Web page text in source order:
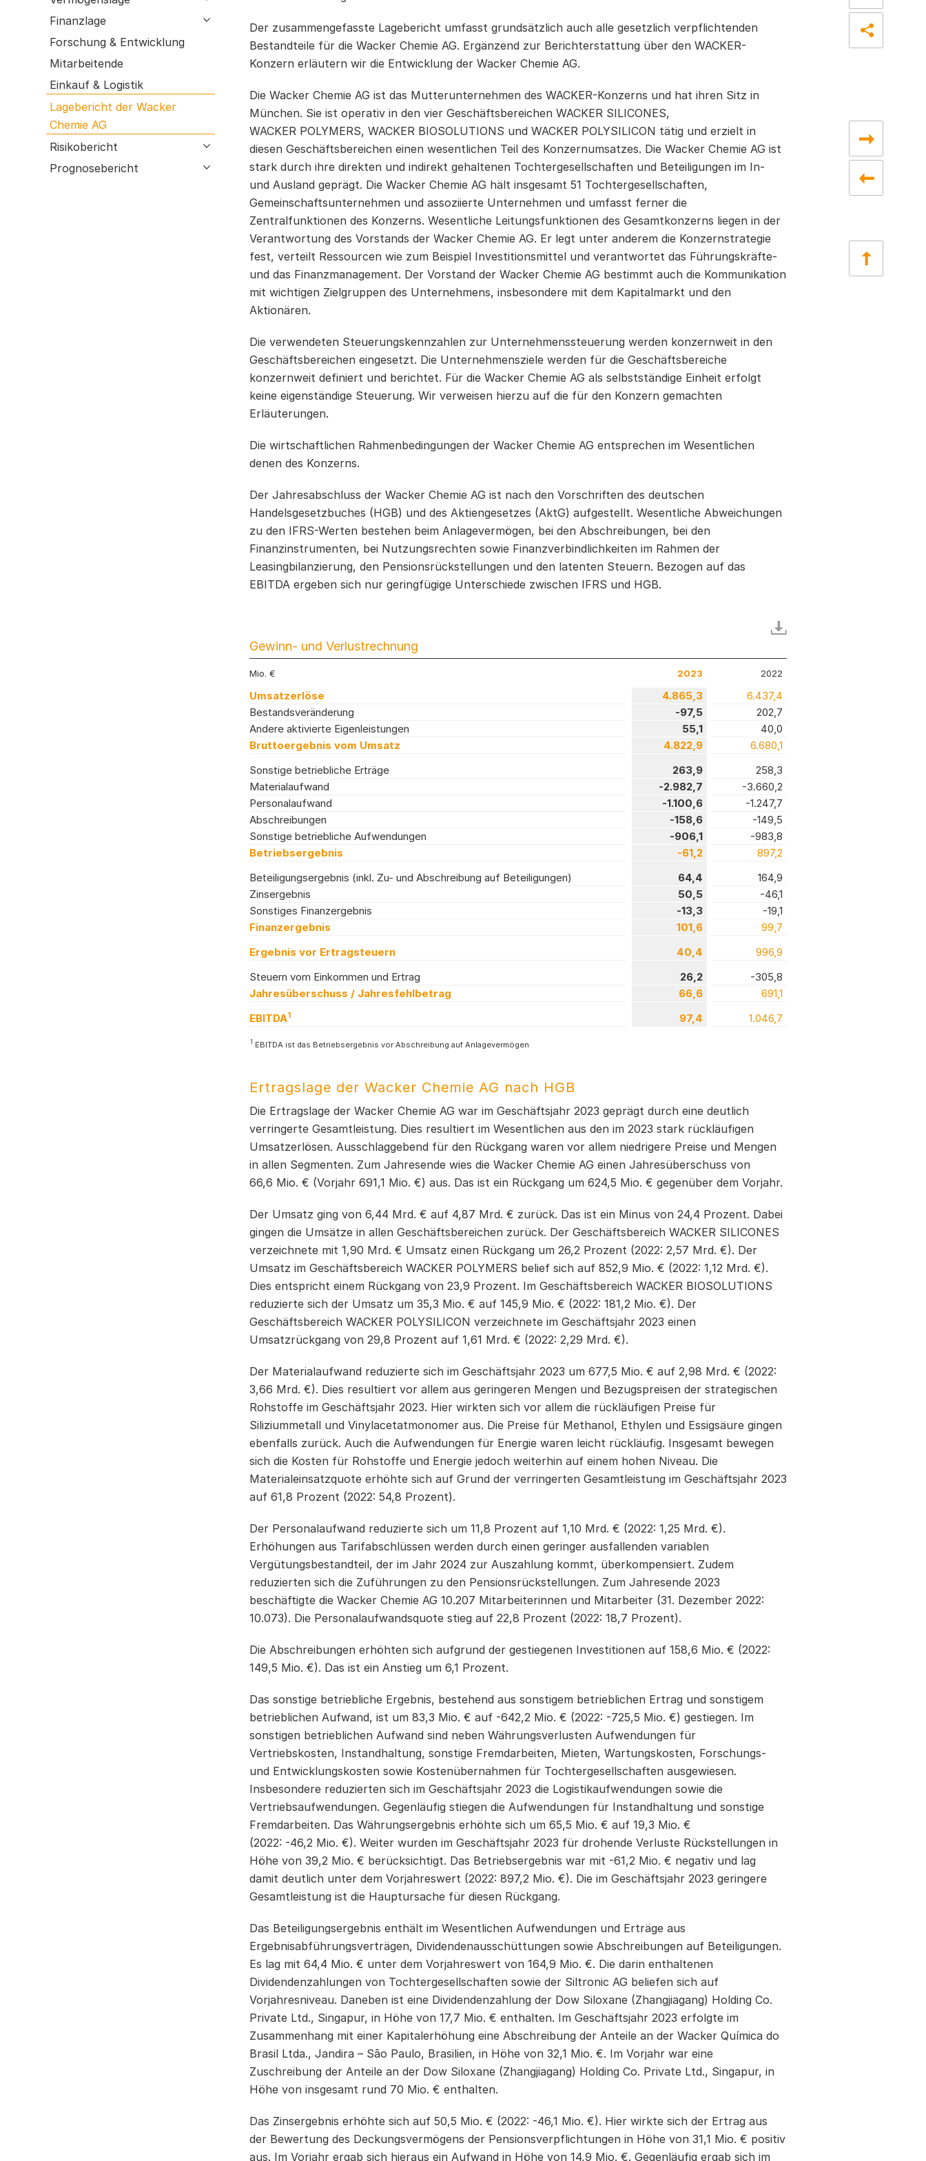
Risikobericht
Prognosebericht
Finanzlage
Forschung & Entwicklung
Mitarbeitende
Einkauf & Logistik
Lagebericht der Wacker
Chemie AG
Risikobericht
open submenu
Prognosebericht open submenu
Der zusammengefasste Lagebericht umfasst grundsätzlich auch alle gesetzlich verpflichtenden
Bestandteile für die Wacker Chemie AG. Ergänzend zur Berichterstattung über den WACKER-
Konzern erläutern wir die Entwicklung der Wacker Chemie AG.
Die Wacker Chemie AG ist das Mutterunternehmen des WACKER-Konzerns und hat ihren Sitz in
München. Sie ist operativ in den vier Geschäftsbereichen WACKER SILICONES,
WACKER POLYMERS, WACKER BIOSOLUTIONS und WACKER POLYSILICON tätig und erzielt in
diesen Geschäftsbereichen einen wesentlichen Teil des Konzernumsatzes. Die Wacker Chemie AG ist
stark durch ihre direkten und indirekt gehaltenen Tochtergesellschaften und Beteiligungen im In-
und Ausland geprägt. Die Wacker Chemie AG hält insgesamt 51 Tochtergesellschaften,
Gemeinschaftsunternehmen und assoziierte Unternehmen und umfasst ferner die
Zentralfunktionen des Konzerns. Wesentliche Leitungsfunktionen des Gesamtkonzerns liegen in der
Verantwortung des Vorstands der Wacker Chemie AG. Er legt unter anderem die Konzernstrategie
fest, verteilt Ressourcen wie zum Beispiel Investitionsmittel und verantwortet das Führungskräfte-
und das Finanzmanagement. Der Vorstand der Wacker Chemie AG bestimmt auch die Kommunikation
mit wichtigen Zielgruppen des Unternehmens, insbesondere mit dem Kapitalmarkt und den
Aktionären.
Die verwendeten Steuerungskennzahlen zur Unternehmenssteuerung werden konzernweit in den
Geschäftsbereichen eingesetzt. Die Unternehmensziele werden für die Geschäftsbereiche
konzernweit definiert und berichtet. Für die Wacker Chemie AG als selbstständige Einheit erfolgt
keine eigenständige Steuerung. Wir verweisen hierzu auf die für den Konzern gemachten
Erläuterungen.
Die wirtschaftlichen Rahmenbedingungen der Wacker Chemie AG entsprechen im Wesentlichen
denen des Konzerns.
Der Jahresabschluss der Wacker Chemie AG ist nach den Vorschriften des deutschen
Handelsgesetzbuches (HGB) und des Aktiengesetzes (AktG) aufgestellt. Wesentliche Abweichungen
zu den IFRS-Werten bestehen beim Anlagevermögen, bei den Abschreibungen, bei den
Finanzinstrumenten, bei Nutzungsrechten sowie Finanzverbindlichkeiten im Rahmen der
Leasingbilanzierung, den Pensionsrückstellungen und den latenten Steuern. Bezogen auf das
EBITDA ergeben sich nur geringfügige Unterschiede zwischen IFRS und HGB.
Gewinn- und Verlustrechnung
Mio. € 2023 2022
Umsatzerlöse 4.865,3
6.437,4
Bestandsveränderung
-97,5
202,7
Andere aktivierte Eigenleistungen
55,1
40,0
Bruttoergebnis vom Umsatz
4.822,9
6.680,1
Sonstige betriebliche Erträge
263,9
258,3
Materialaufwand
-2.982,7
-3.660,2
Personalaufwand
-1.100,6
-1.247,7
Abschreibungen
-158,6
-149,5
Sonstige betriebliche Aufwendungen
-906,1
-983,8
Betriebsergebnis
-61,2
897,2
Beteiligungsergebnis (inkl. Zu- und Abschreibung auf Beteiligungen)
64,4
164,9
Zinsergebnis
50,5
-46,1
Sonstiges Finanzergebnis
-13,3
-19,1
Finanzergebnis
101,6
99,7
Ergebnis vor Ertragsteuern
40,4
996,9
Steuern vom Einkommen und Ertrag
26,2
-305,8
Jahresüberschuss / Jahresfehlbetrag
66,6
691,1
EBITDA1 97,4 1.046,7
1 EBITDA ist das Betriebsergebnis vor Abschreibung auf Anlagevermögen
Ertragslage der Wacker Chemie AG nach HGB
Die Ertragslage der Wacker Chemie AG war im Geschäftsjahr 2023 geprägt durch eine deutlich
verringerte Gesamtleistung. Dies resultiert im Wesentlichen aus den im 2023 stark rückläufigen
Umsatzerlösen. Ausschlaggebend für den Rückgang waren vor allem niedrigere Preise und Mengen
in allen Segmenten. Zum Jahresende wies die Wacker Chemie AG einen Jahresüberschuss von
66,6 Mio. € (Vorjahr 691,1 Mio. €) aus. Das ist ein Rückgang um 624,5 Mio. € gegenüber dem Vorjahr.
Der Umsatz ging von 6,44 Mrd. € auf 4,87 Mrd. € zurück. Das ist ein Minus von 24,4 Prozent. Dabei
gingen die Umsätze in allen Geschäftsbereichen zurück. Der Geschäftsbereich WACKER SILICONES
verzeichnete mit 1,90 Mrd. € Umsatz einen Rückgang um 26,2 Prozent (2022: 2,57 Mrd. €). Der
Umsatz im Geschäftsbereich WACKER POLYMERS belief sich auf 852,9 Mio. € (2022: 1,12 Mrd. €).
Dies entspricht einem Rückgang von 23,9 Prozent. Im Geschäftsbereich WACKER BIOSOLUTIONS
reduzierte sich der Umsatz um 35,3 Mio. € auf 145,9 Mio. € (2022: 181,2 Mio. €). Der
Geschäftsbereich WACKER POLYSILICON verzeichnete im Geschäftsjahr 2023 einen
Umsatzrückgang von 29,8 Prozent auf 1,61 Mrd. € (2022: 2,29 Mrd. €).
Der Materialaufwand reduzierte sich im Geschäftsjahr 2023 um 677,5 Mio. € auf 2,98 Mrd. € (2022:
3,66 Mrd. €). Dies resultiert vor allem aus geringeren Mengen und Bezugspreisen der strategischen
Rohstoffe im Geschäftsjahr 2023. Hier wirkten sich vor allem die rückläufigen Preise für
Siliziummetall und Vinylacetatmonomer aus. Die Preise für Methanol, Ethylen und Essigsäure gingen
ebenfalls zurück. Auch die Aufwendungen für Energie waren leicht rückläufig. Insgesamt bewegen
sich die Kosten für Rohstoffe und Energie jedoch weiterhin auf einem hohen Niveau. Die
Materialeinsatzquote erhöhte sich auf Grund der verringerten Gesamtleistung im Geschäftsjahr 2023
auf 61,8 Prozent (2022: 54,8 Prozent).
Der Personalaufwand reduzierte sich um 11,8 Prozent auf 1,10 Mrd. € (2022: 1,25 Mrd. €).
Erhöhungen aus Tarifabschlüssen werden durch einen geringer ausfallenden variablen
Vergütungsbestandteil, der im Jahr 2024 zur Auszahlung kommt, überkompensiert. Zudem
reduzierten sich die Zuführungen zu den Pensionsrückstellungen. Zum Jahresende 2023
beschäftigte die Wacker Chemie AG 10.207 Mitarbeiterinnen und Mitarbeiter (31. Dezember 2022:
10.073). Die Personalaufwandsquote stieg auf 22,8 Prozent (2022: 18,7 Prozent).
Die Abschreibungen erhöhten sich aufgrund der gestiegenen Investitionen auf 158,6 Mio. € (2022:
149,5 Mio. €). Das ist ein Anstieg um 6,1 Prozent.
Das sonstige betriebliche Ergebnis, bestehend aus sonstigem betrieblichen Ertrag und sonstigem
betrieblichen Aufwand, ist um 83,3 Mio. € auf -642,2 Mio. € (2022: -725,5 Mio. €) gestiegen. Im
sonstigen betrieblichen Aufwand sind neben Währungsverlusten Aufwendungen für
Vertriebskosten, Instandhaltung, sonstige Fremdarbeiten, Mieten, Wartungskosten, Forschungs-
und Entwicklungskosten sowie Kostenübernahmen für Tochtergesellschaften ausgewiesen.
Insbesondere reduzierten sich im Geschäftsjahr 2023 die Logistikaufwendungen sowie die
Vertriebsaufwendungen. Gegenläufig stiegen die Aufwendungen für Instandhaltung und sonstige
Fremdarbeiten. Das Währungsergebnis erhöhte sich um 65,5 Mio. € auf 19,3 Mio. €
(2022: -46,2 Mio. €). Weiter wurden im Geschäftsjahr 2023 für drohende Verluste Rückstellungen in
Höhe von 39,2 Mio. € berücksichtigt. Das Betriebsergebnis war mit -61,2 Mio. € negativ und lag
damit deutlich unter dem Vorjahreswert (2022: 897,2 Mio. €). Die im Geschäftsjahr 2023 geringere
Gesamtleistung ist die Hauptursache für diesen Rückgang.
Das Beteiligungsergebnis enthält im Wesentlichen Aufwendungen und Erträge aus
Ergebnisabführungsverträgen, Dividendenausschüttungen sowie Abschreibungen auf Beteiligungen.
Es lag mit 64,4 Mio. € unter dem Vorjahreswert von 164,9 Mio. €. Die darin enthaltenen
Dividendenzahlungen von Tochtergesellschaften sowie der Siltronic AG beliefen sich auf
Vorjahresniveau. Daneben ist eine Dividendenzahlung der Dow Siloxane (Zhangjiagang) Holding Co.
Private Ltd., Singapur, in Höhe von 17,7 Mio. € enthalten. Im Geschäftsjahr 2023 erfolgte im
Zusammenhang mit einer Kapitalerhöhung eine Abschreibung der Anteile an der Wacker Química do
Brasil Ltda., Jandira – São Paulo, Brasilien, in Höhe von 32,1 Mio. €. Im Vorjahr war eine
Zuschreibung der Anteile an der Dow Siloxane (Zhangjiagang) Holding Co. Private Ltd., Singapur, in
Höhe von insgesamt rund 70 Mio. € enthalten.
Das Zinsergebnis erhöhte sich auf 50,5 Mio. € (2022: -46,1 Mio. €). Hier wirkte sich der Ertrag aus
der Bewertung des Deckungsvermögens der Pensionsverpflichtungen in Höhe von 31,1 Mio. € positiv
aus. Im Vorjahr ergab sich hieraus ein Aufwand in Höhe von 14,9 Mio. €. Gegenläufig ergab sich im